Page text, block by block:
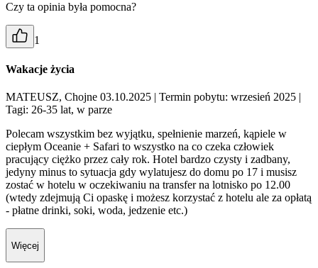
Czy ta opinia była pomocna?
1
Wakacje życia
MATEUSZ, Chojne 03.10.2025 | Termin pobytu: wrzesień 2025
Tagi: 26-35 lat, w parze
Polecam wszystkim bez wyjątku, spełnienie marzeń, kąpiele w
ciepłym Oceanie + Safari to wszystko na co czeka człowiek
pracujący ciężko przez cały rok. Hotel bardzo czysty i zadbany,
jedyny minus to sytuacja gdy wylatujesz do domu po 17 i musisz
zostać w hotelu w oczekiwaniu na transfer na lotnisko po 12.00
(wtedy zdejmują Ci opaskę i możesz korzystać z hotelu ale za opłatą
- płatne drinki, soki, woda, jedzenie etc.)
Więcej